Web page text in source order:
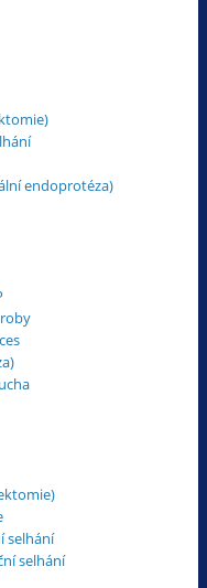
endoprotéza)
selhání
selhání